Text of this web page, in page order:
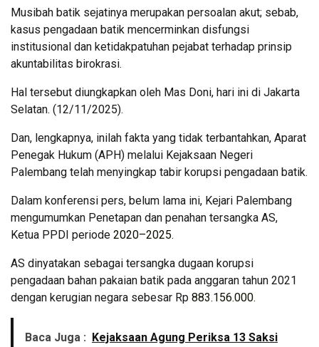
Musibah batik sejatinya merupakan persoalan akut; sebab,
kasus pengadaan batik mencerminkan disfungsi
institusional dan ketidakpatuhan pejabat terhadap prinsip
akuntabilitas birokrasi.
Hal tersebut diungkapkan oleh Mas Doni, hari ini di Jakarta
Selatan. (12/11/2025).
Dan, lengkapnya, inilah fakta yang tidak terbantahkan, Aparat
Penegak Hukum (APH) melalui Kejaksaan Negeri
Palembang telah menyingkap tabir korupsi pengadaan batik.
Dalam konferensi pers, belum lama ini, Kejari Palembang
mengumumkan Penetapan dan penahan tersangka AS,
Ketua PPDI periode 2020–2025.
AS dinyatakan sebagai tersangka dugaan korupsi
pengadaan bahan pakaian batik pada anggaran tahun 2021
dengan kerugian negara sebesar Rp 883.156.000.
Baca Juga : Kejaksaan Agung Periksa 13 Saksi